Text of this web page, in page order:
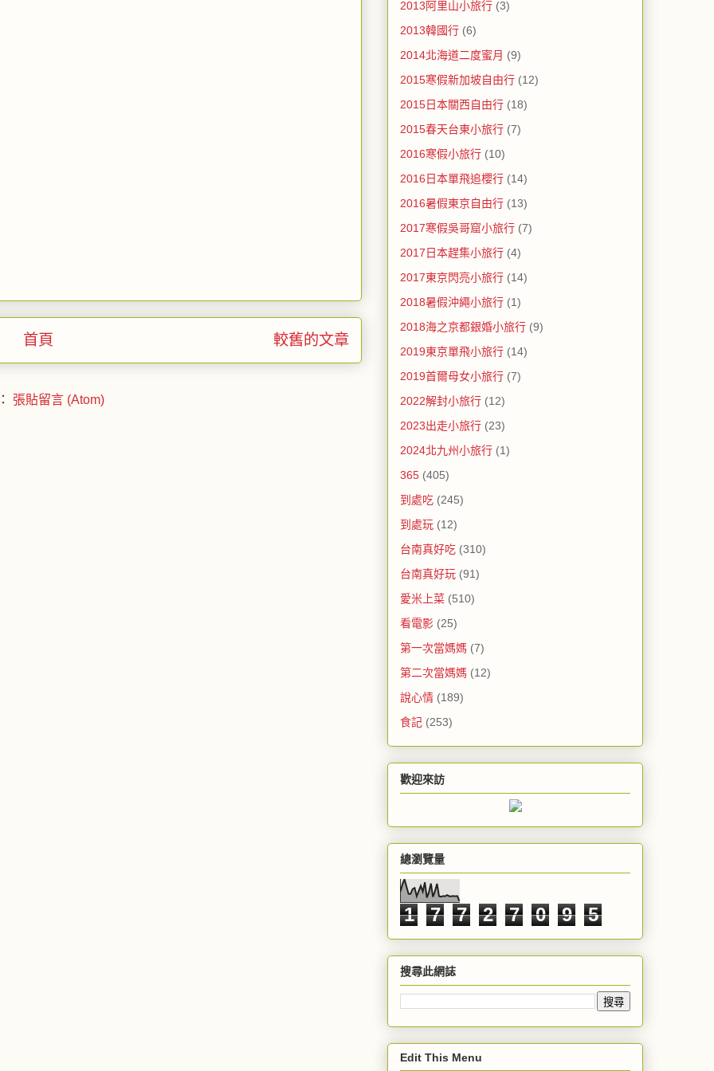
較舊的文章
首頁
張貼留言 (Atom)
2013阿里山小旅行 (3)
2013韓國行 (6)
2014北海道二度蜜月 (9)
2015寒假新加坡自由行 (12)
2015日本關西自由行 (18)
2015春天台東小旅行 (7)
2016寒假小旅行 (10)
2016日本單飛追櫻行 (14)
2016暑假東京自由行 (13)
2017寒假吳哥窟小旅行 (7)
2017日本趕集小旅行 (4)
2017東京閃亮小旅行 (14)
2018暑假沖繩小旅行 (1)
2018海之京都銀婚小旅行 (9)
2019東京單飛小旅行 (14)
2019首爾母女小旅行 (7)
2022解封小旅行 (12)
2023出走小旅行 (23)
2024北九州小旅行 (1)
365 (405)
到處吃 (245)
到處玩 (12)
台南真好吃 (310)
台南真好玩 (91)
愛米上菜 (510)
看電影 (25)
第一次當媽媽 (7)
第二次當媽媽 (12)
說心情 (189)
食記 (253)
歡迎來訪
總瀏覽量
1 7 7 2 7 0 9 5
搜尋此網誌
Edit This Menu